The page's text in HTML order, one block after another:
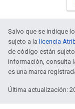
Salvo que se indique
sujeto a la licencia
de código están
información, consulta
es una marca
Última actualización: